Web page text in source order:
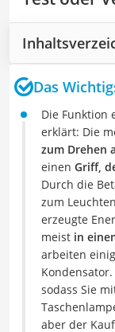
Das
Die Funktion
erklärt: Die
zum Drehen
einen Griff,
Durch die
zum
erzeugte
meist in
arbeiten
sodass Sie
aber der